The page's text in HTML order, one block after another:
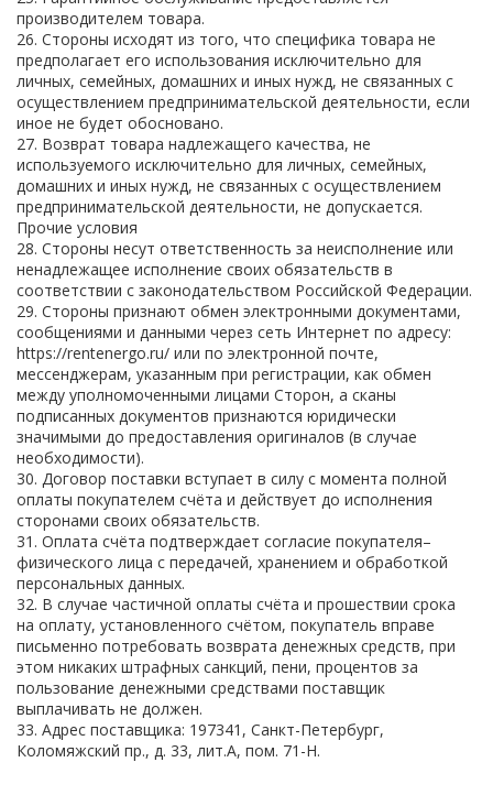
производителем товара.
26. Стороны исходят из того, что специфика товара не
предполагает его использования исключительно для
личных, семейных, домашних и иных нужд, не связанных с
осуществлением предпринимательской деятельности, если
иное не будет обосновано.
27. Возврат товара надлежащего качества, не
используемого исключительно для личных, семейных,
домашних и иных нужд, не связанных с осуществлением
предпринимательской деятельности, не допускается.
Прочие условия
28. Стороны несут ответственность за неисполнение или
ненадлежащее исполнение своих обязательств в
соответствии с законодательством Российской Федерации.
29. Стороны признают обмен электронными документами,
сообщениями и данными через сеть Интернет по адресу:
https://rentenergo.ru/ или по электронной почте,
мессенджерам, указанным при регистрации, как обмен
между уполномоченными лицами Сторон, а сканы
подписанных документов признаются юридически
значимыми до предоставления оригиналов (в случае
необходимости).
30. Договор поставки вступает в силу с момента полной
оплаты покупателем счёта и действует до исполнения
сторонами своих обязательств.
31. Оплата счёта подтверждает согласие покупателя–
физического лица с передачей, хранением и обработкой
персональных данных.
32. В случае частичной оплаты счёта и прошествии срока
на оплату, установленного счётом, покупатель вправе
письменно потребовать возврата денежных средств, при
этом никаких штрафных санкций, пени, процентов за
пользование денежными средствами поставщик
выплачивать не должен.
33. Адрес поставщика: 197341, Санкт-Петербург,
Коломяжский пр., д. 33, лит.А, пом. 71-Н.